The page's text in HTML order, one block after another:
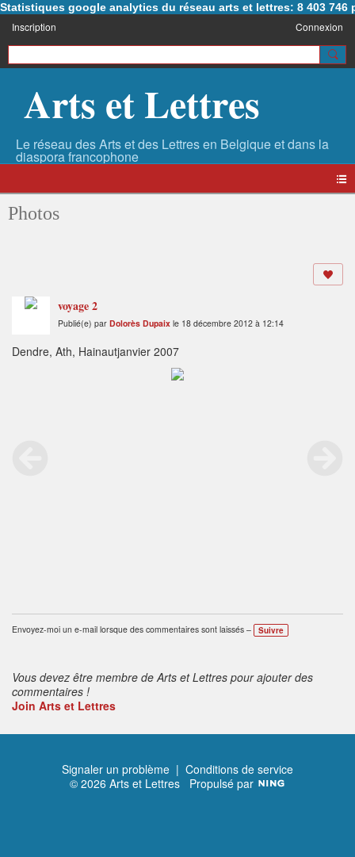
Statistiques google analytics du réseau arts et lettres: 8 403 746
Inscription Connexion
Arts et Lettres
Photos
voyage 2
Publié(e) par Dolorès Dupaix le 18 décembre 2012 à 12:14
Dendre, Ath, Hainautjanvier 2007
Envoyez-moi un e-mail lorsque des commentaires sont laissés – Suivre
Vous devez être membre de Arts et Lettres pour ajouter des
commentaires !
Join Arts et Lettres
Signaler un problème | Conditions de service
© 2026 Arts et Lettres Propulsé par